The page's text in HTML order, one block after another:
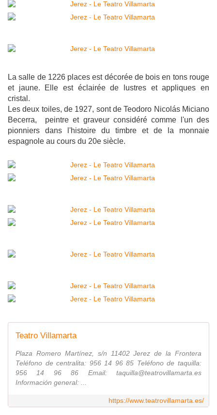
La salle de 1226 places est décorée de bois en tons rouge
et jaune. Elle est éclairée de lustres et appliques en
cristal.
Les deux toiles, de 1927, sont de Teodoro Nicolás Miciano
Becerra, peintre et graveur considéré comme l'un des
pionniers dans l'histoire du timbre et de la monnaie
espagnole au cours du 20e siècle.
Teatro Villamarta
Plaza Romero Martínez, s/n 11402 Jerez de la Frontera
Teléfono de centralita: 956 14 96 85 Teléfono de taquilla:
956 14 96 86 Email: taquilla@teatrovillamarta.es
Información general: ...
https://www.teatrovillamarta.es/